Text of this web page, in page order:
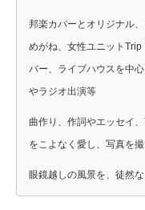
邦楽カバーとオリジナル
めがね、女性ユニット
バー、ライブハウスを中
やラジオ出演等
曲作り、作詞やエッセイ
をこよなく愛し、写真を撮
眼鏡越しの風景を、徒然